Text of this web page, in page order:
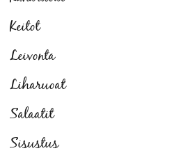
Keitot
Leivonta
Liharuoat
Salaatit
Sisustus